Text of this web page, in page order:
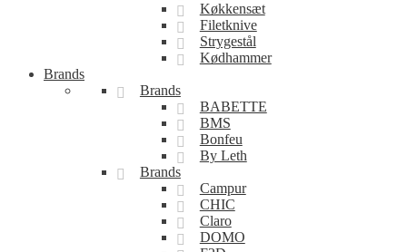
Køkkensæt
Filetknive
Strygestål
Kødhammer
Brands
Brands
BABETTE
BMS
Bonfeu
By Leth
Brands
Campur
CHIC
Claro
DOMO